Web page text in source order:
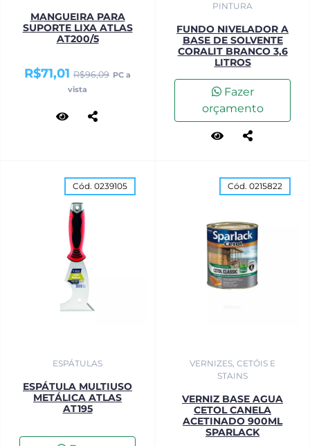
MANGUEIRA PARA
SUPORTE LIXA ATLAS
AT200/5
R$71,01 R$96,09 PC a
vista
PINTURA
FUNDO NIVELADOR A
BASE DE SOLVENTE
CORALIT BRANCO 3,6
LITROS
Fazer
orçamento
Cód. 0239105
ESPÁTULAS
ESPÁTULA MULTIUSO
METÁLICA ATLAS
AT195
Cód. 0215822
VERNIZES, CETÓIS E
STAINS
VERNIZ BASE AGUA
CETOL CANELA
ACETINADO 900ML
SPARLACK